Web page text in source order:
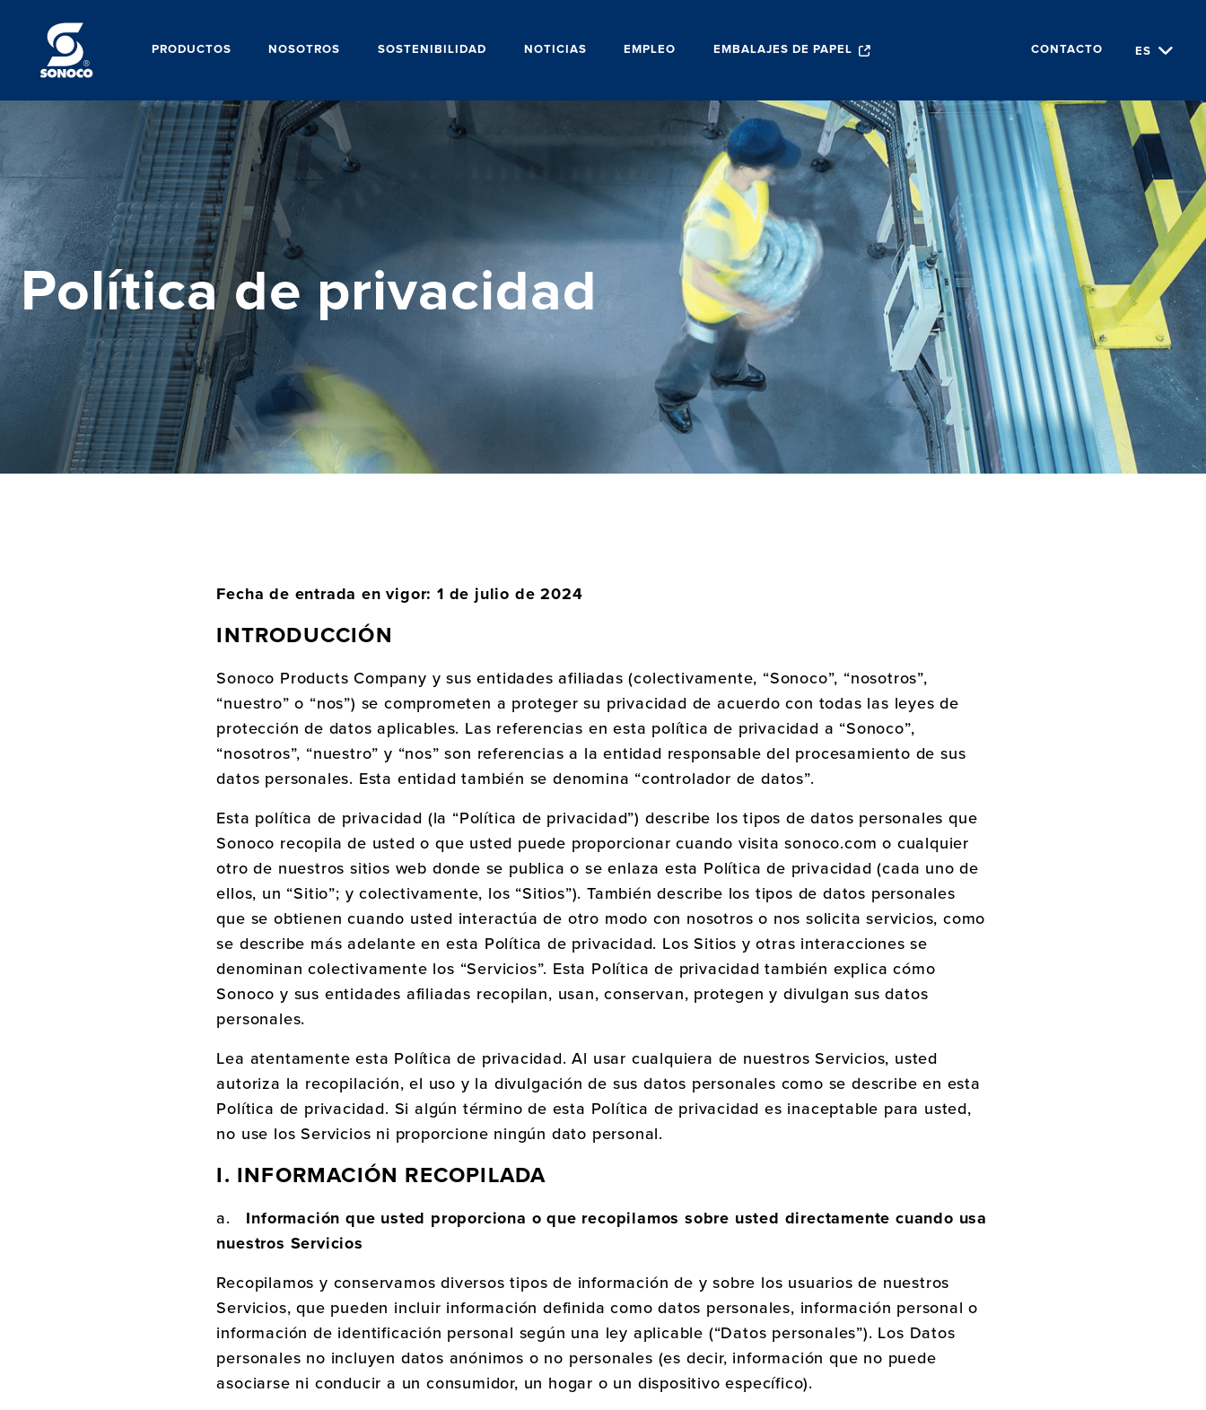
PRODUCTOS NOSOTROS SOSTENIBILIDAD NOTICIAS EMPLEO EMBALAJES DE PAPEL CONTACTO ES
Política de privacidad
Fecha de entrada en vigor: 1 de julio de 2024
INTRODUCCIÓN
Sonoco Products Company y sus entidades afiliadas (colectivamente, “Sonoco”, “nosotros”,
“nuestro” o “nos”) se comprometen a proteger su privacidad de acuerdo con todas las leyes de
protección de datos aplicables. Las referencias en esta política de privacidad a “Sonoco”,
“nosotros”, “nuestro” y “nos” son referencias a la entidad responsable del procesamiento de sus
datos personales. Esta entidad también se denomina “controlador de datos”.
Esta política de privacidad (la “Política de privacidad”) describe los tipos de datos personales que
Sonoco recopila de usted o que usted puede proporcionar cuando visita sonoco.com o cualquier
otro de nuestros sitios web donde se publica o se enlaza esta Política de privacidad (cada uno de
ellos, un “Sitio”; y colectivamente, los “Sitios”). También describe los tipos de datos personales
que se obtienen cuando usted interactúa de otro modo con nosotros o nos solicita servicios, como
se describe más adelante en esta Política de privacidad. Los Sitios y otras interacciones se
denominan colectivamente los “Servicios”. Esta Política de privacidad también explica cómo
Sonoco y sus entidades afiliadas recopilan, usan, conservan, protegen y divulgan sus datos
personales.
Lea atentamente esta Política de privacidad. Al usar cualquiera de nuestros Servicios, usted
autoriza la recopilación, el uso y la divulgación de sus datos personales como se describe en esta
Política de privacidad. Si algún término de esta Política de privacidad es inaceptable para usted,
no use los Servicios ni proporcione ningún dato personal.
I. INFORMACIÓN RECOPILADA
a.
Información que usted proporciona o que recopilamos sobre usted directamente cuando usa
nuestros Servicios
Recopilamos y conservamos diversos tipos de información de y sobre los usuarios de nuestros
Servicios, que pueden incluir información definida como datos personales, información personal o
información de identificación personal según una ley aplicable (“Datos personales”). Los Datos
personales no incluyen datos anónimos o no personales (es decir, información que no puede
asociarse ni conducir a un consumidor, un hogar o un dispositivo específico).